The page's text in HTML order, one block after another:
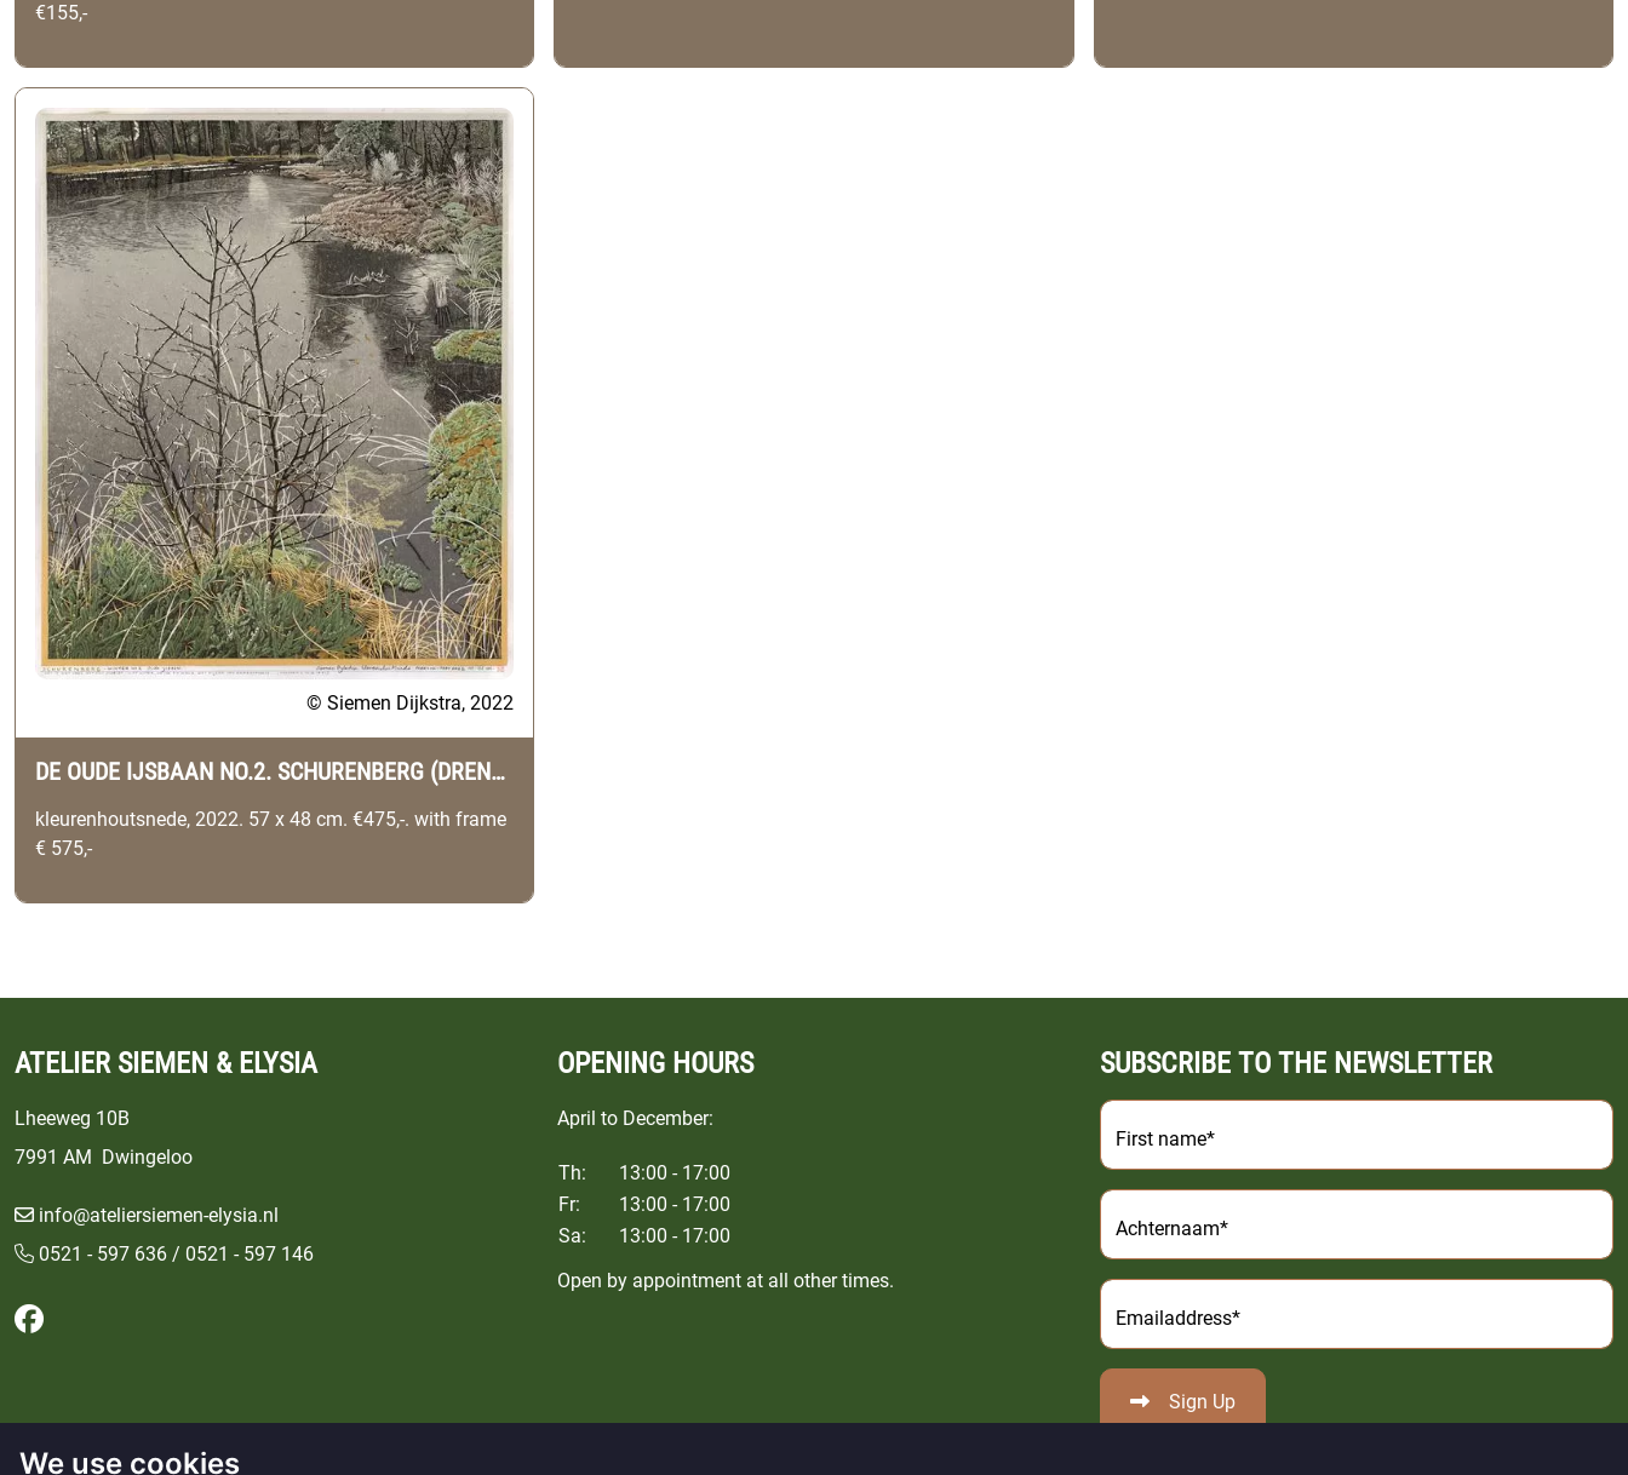
We use cookies
€155,-
© Siemen Dijkstra, 2022
DE OUDE IJSBAAN NO.2. SCHURENBERG (DRENTHE)
kleurenhoutsnede, 2022. 57 x 48 cm. €475,-. with frame
€ 575,-
ATELIER SIEMEN & ELYSIA
Lheeweg 10B
7991 AM Dwingeloo
info@ateliersiemen-elysia.nl
0521 - 597 636 / 0521 - 597 146
Follow us on Facebook
OPENING HOURS
April to December:
Th:
13:00 - 17:00
Fr:
13:00 - 17:00
Sa:
13:00 - 17:00
Open by appointment at all other times.
SUBSCRIBE TO THE NEWSLETTER
First name*
Achternaam*
Emailaddress*
Sign Up